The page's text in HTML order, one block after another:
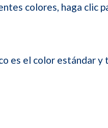
colores, haga clic
es el color estándar